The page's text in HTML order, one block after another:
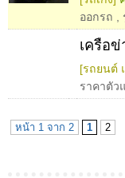
ออกรถ
เครือ
[รถยนต์
ราคาตัว
หน้า 1 จาก 2 1 2